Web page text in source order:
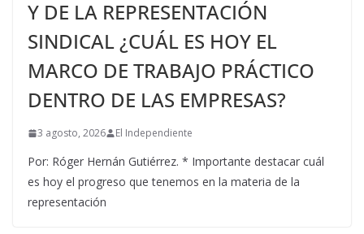
Y DE LA REPRESENTACIÓN
SINDICAL ¿CUÁL ES HOY EL
MARCO DE TRABAJO PRÁCTICO
DENTRO DE LAS EMPRESAS?
3 agosto, 2026 El Independiente
Por: Róger Hernán Gutiérrez. * Importante destacar cuál
es hoy el progreso que tenemos en la materia de la
representación